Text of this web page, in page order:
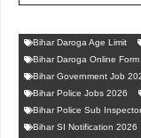
Bihar Daroga Age Limit
Bihar Daroga Online Form
Bihar Government Job
Bihar Police Jobs 2026
Bihar Police Sub
Bihar SI Notification 2026